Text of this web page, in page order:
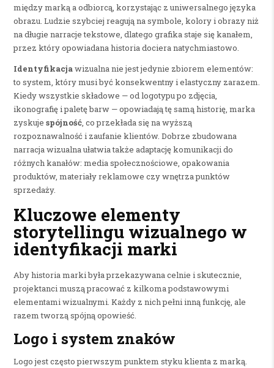
między marką a odbiorcą, korzystając z uniwersalnego języka
obrazu. Ludzie szybciej reagują na symbole, kolory i obrazy niż
na długie narracje tekstowe, dlatego grafika staje się kanałem,
przez który opowiadana historia dociera natychmiastowo.
Identyfikacjawizualna nie jest jedynie zbiorem elementów:
to system, który musi być konsekwentny i elastyczny zarazem.
Kiedy wszystkie składowe — od logotypu po zdjęcia,
ikonografię i paletę barw — opowiadają tę samą historię, marka
zyskuje spójność, co przekłada się na wyższą
rozpoznawalność i zaufanie klientów. Dobrze zbudowana
narracja wizualna ułatwia także adaptację komunikacji do
różnych kanałów: media społecznościowe, opakowania
produktów, materiały reklamowe czy wnętrza punktów
sprzedaży.
Kluczowe elementy
storytellingu wizualnego w
identyfikacji marki
Aby historia marki była przekazywana celnie i skutecznie,
projektanci muszą pracować z kilkoma podstawowymi
elementami wizualnymi. Każdy z nich pełni inną funkcję, ale
razem tworzą spójną opowieść.
Logo i system znaków
Logo jest często pierwszym punktem styku klienta z marką.